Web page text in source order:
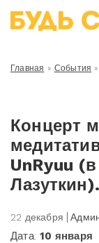
Главная » События »
Концерт
UnRyuu
Лазуткин).
22 декабря
Дата:10 января